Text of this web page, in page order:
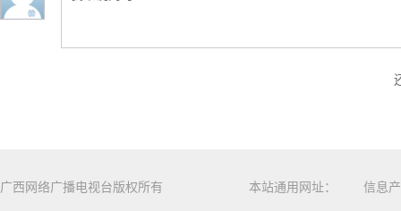
广西网络广播电视台版权所有 本站通用网址： 信息